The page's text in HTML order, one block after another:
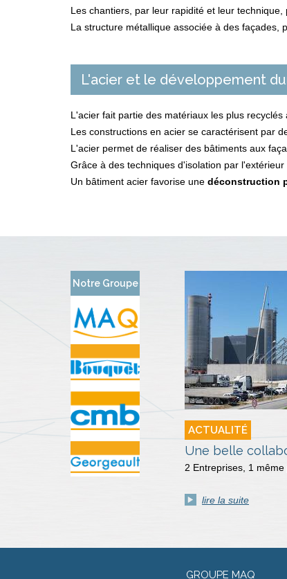
Les chantiers, par leur rapidité et leur
La structure métallique associée à des façades,
L'acier et le développement
L'acier fait partie des matériaux les plus recyclés
Les constructions en acier se caractérisent par
L'acier permet de réaliser des bâtiments aux
Grâce à des techniques d'isolation par
Un bâtiment acier favorise une déconstruction
Notre Groupe
ACTUALITÉ
Une belle
2 Entreprises, 1 même
lire la suite
GROUPE MAQ